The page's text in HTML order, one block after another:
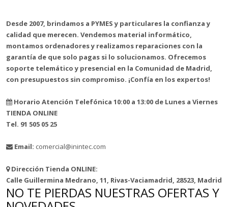
Desde 2007, brindamos a PYMES y particulares la confianza y
calidad que merecen. Vendemos material informático,
montamos ordenadores y realizamos reparaciones con la
garantía de que solo pagas si lo solucionamos. Ofrecemos
soporte telemático y presencial en la Comunidad de Madrid,
con presupuestos sin compromiso. ¡Confía en los expertos!
Horario Atención Telefónica 10:00 a 13:00 de Lunes a Viernes
TIENDA ONLINE
Tel. 91 505 05 25
Email: comercial@inintec.com
Dirección Tienda ONLINE:
Calle Guillermina Medrano, 11, Rivas-Vaciamadrid, 28523, Madrid
NO TE PIERDAS NUESTRAS OFERTAS Y